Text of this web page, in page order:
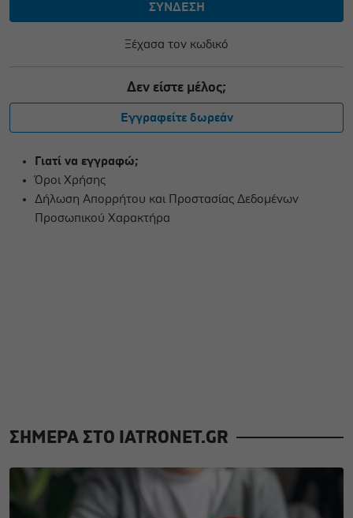
Ξέχασα τον κωδικό
Δεν είστε μέλος;
Εγγραφείτε δωρεάν
Γιατί να εγγραφώ;
Όροι Χρήσης
Δήλωση Απορρήτου και Προστασίας Δεδομένων
Προσωπικού Χαρακτήρα
ΣΗΜΕΡΑ ΣΤΟ IATRONET.GR